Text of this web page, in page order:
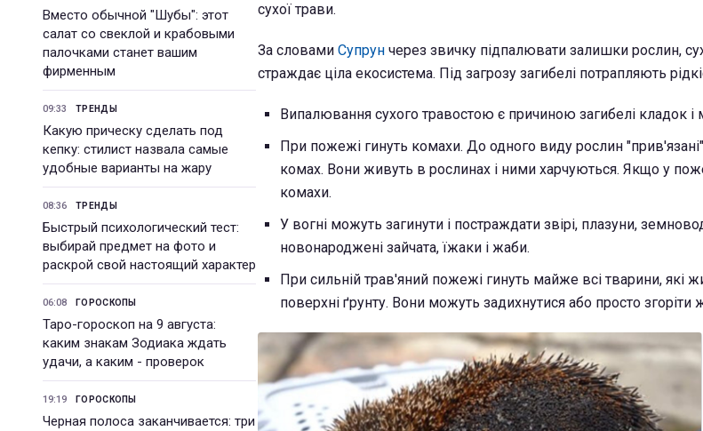
Вместо обычной "Шубы": этот
салат со свеклой и крабовыми
палочками станет вашим
фирменным
09:33 ТРЕНДЫ
Какую прическу сделать под
кепку: стилист назвала самые
удобные варианты на жару
08:36 ТРЕНДЫ
Быстрый психологический тест:
выбирай предмет на фото и
раскрой свой настоящий характер
06:08 ГОРОСКОПЫ
Таро-гороскоп на 9 августа:
каким знакам Зодиака ждать
удачи, а каким - проверок
19:19 ГОРОСКОПЫ
Черная полоса заканчивается: три
сухої трави.
За словами Супрун через звичку підпалювати залишки рослин,
страждає ціла екосистема. Під загрозу загибелі потрапляють
Випалювання сухого травостою є причиною загибелі кладок і
При пожежі гинуть комахи. До одного виду рослин
комах. Вони живуть в рослинах і ними харчуються. Якщо у
комахи.
У вогні можуть загинути і постраждати звірі, плазуни,
новонароджені зайчата, їжаки і жаби.
При сильній трав'яний пожежі гинуть майже всі тварини, які
поверхні ґрунту. Вони можуть задихнутися або просто